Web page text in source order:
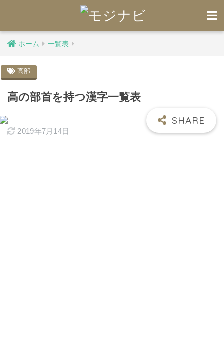
ホーム 一覧表
高部
高の部首を持つ漢字一覧表
2019年7月14日